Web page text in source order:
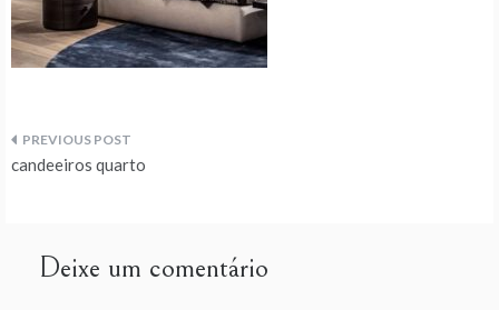
Navegação
artigos
candeeiros quarto
Deixe um comentário